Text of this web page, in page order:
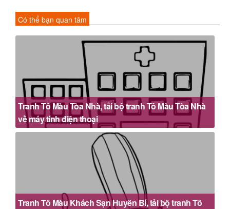
Có thể bạn quan tâm
Tranh Tô Màu Tòa Nhà, tải bộ tranh Tô Màu Tòa Nhà
về máy tính điện thoại
Tranh Tô Màu Khách Sạn Huyền Bí, tải bộ tranh Tô